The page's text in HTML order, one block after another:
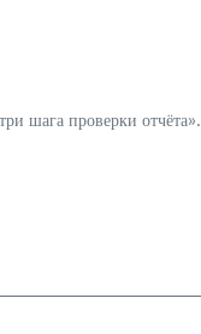
шага проверки отчёта».